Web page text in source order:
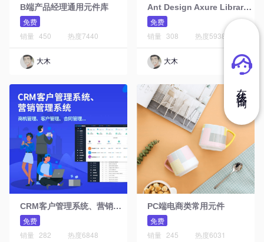
B端产品经理通用元件库
免费
销量 450 热度7440
大木
A
nt Design Axure Library元件库Web版
免费
销量 308 热度5938
大木
C
RM客户管理系统、营销管理系统
免费
销量 282 热度6848
PC端电商类常用元件
免费
销量 245 热度6031